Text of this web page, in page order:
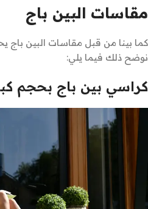
مقاسات البين باج
كما بينا من قبل مقاسات البين باج
نوضح ذلك فيما يلي:
كراسي بين باج بحجم